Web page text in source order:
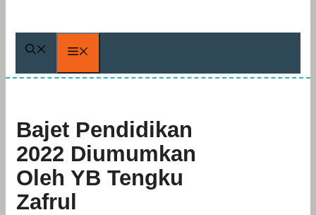
Bajet Pendidikan
2022 Diumumkan
Oleh YB Tengku
Zafrul